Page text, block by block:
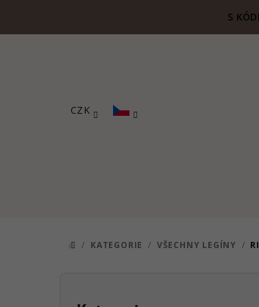
S
CZK
DOMŮ
/ KATEGORIE / VŠECHNY LEGÍNY /